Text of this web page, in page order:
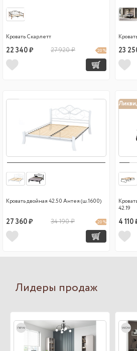
Кровать Скарлетт
22 340 ₽ 27 920 ₽ 20 % 23
Кровать двойная 42.50 Антея (ш.1600)
27 360 ₽ 34 190 ₽ 20 %
42.19
4 110
Лидеры продаж
new wow